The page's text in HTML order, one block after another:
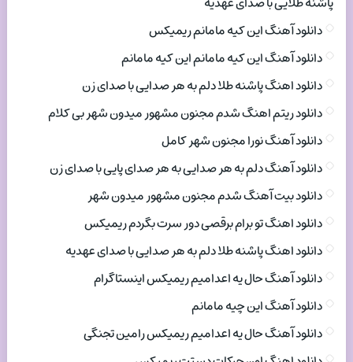
دانلود آهنگ این کیه مامانم ریمیکس
دانلود آهنگ این کیه مامانم این کیه مامانم
دانلود اهنگ پاشنه طلا دلم به هر صدایی با صدای زن
دانلود ریتم اهنگ شدم مجنون مشهور میدون شهر بی کلام
دانلود آهنگ نورا مجنون شهر کامل
دانلود آهنگ دلم به هر صدایی به هر صدای پایی با صدای زن
دانلود بیت آهنگ شدم مجنون مشهور میدون شهر
دانلود اهنگ تو برام برقصی دور سرت بگردم ریمیکس
دانلود اهنگ پاشنه طلا دلم به هر صدایی با صدای عهدیه
دانلود آهنگ حال یه اعدامیم ریمیکس اینستاگرام
دانلود آهنگ این چیه مامانم
دانلود آهنگ حال یه اعدامیم ریمیکس رامین تجنگی